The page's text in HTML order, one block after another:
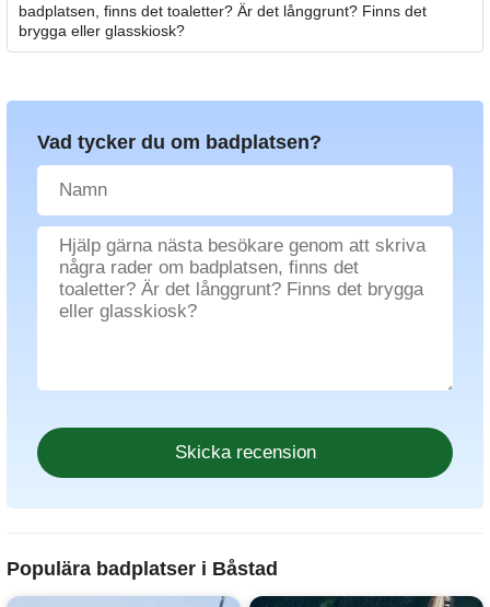
badplatsen, finns det toaletter? Är det långgrunt? Finns det
brygga eller glasskiosk?
Vad tycker du om badplatsen?
Populära badplatser i Båstad